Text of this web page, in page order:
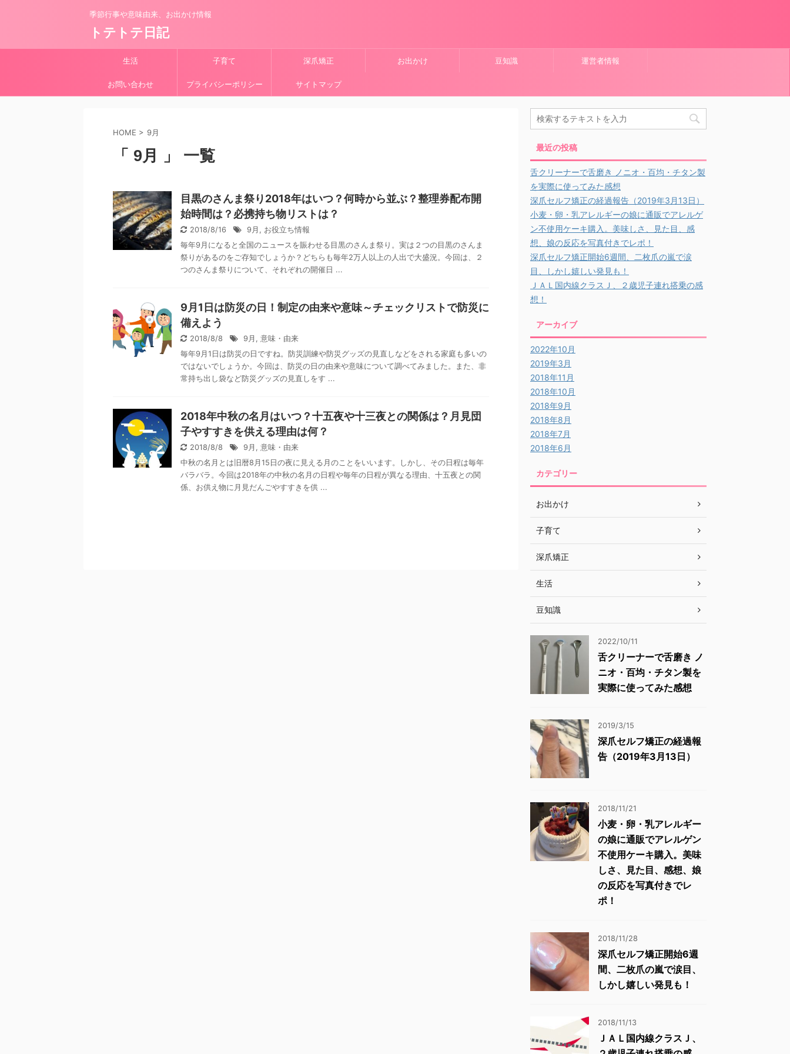
季節行事や意味由来、お出かけ情報
トテトテ日記
生活 子育て 深爪矯正 お出かけ 豆知識 運営者情報
お問い合わせ プライバシーポリシー サイトマップ
HOME > 9月
「 9月 」 一覧
目黒のさんま祭り2018年はいつ？何時から並ぶ？整理券配布開
始時間は？必携持ち物リストは？
2018/8/16 9月 , お役立ち情報
毎年9月になると全国のニュースを賑わせる目黒のさんま祭り。実は２つの目黒のさんま
祭りがあるのをご存知でしょうか？どちらも毎年2万人以上の人出で大盛況。今回は、２
つのさんま祭りについて、それぞれの開催日 ...
9月1日は防災の日！制定の由来や意味～チェックリストで防災に
備えよう
2018/8/8 9月 , 意味・由来
毎年9月1日は防災の日ですね。防災訓練や防災グッズの見直しなどをされる家庭も多いの
ではないでしょうか。今回は、防災の日の由来や意味について調べてみました。また、非
常持ち出し袋など防災グッズの見直しをす ...
2018年中秋の名月はいつ？十五夜や十三夜との関係は？月見団
子やすすきを供える理由は何？
2018/8/8 9月 , 意味・由来
中秋の名月とは旧暦8月15日の夜に見える月のことをいいます。しかし、その日程は毎年
バラバラ。今回は2018年の中秋の名月の日程や毎年の日程が異なる理由、十五夜との関
係、お供え物に月見だんごやすすきを供 ...
最近の投稿
舌クリーナーで舌磨き ノニオ・百均・チタン製
を実際に使ってみた感想
深爪セルフ矯正の経過報告（2019年3月13日）
小麦・卵・乳アレルギーの娘に通販でアレルゲ
ン不使用ケーキ購入。美味しさ、見た目、感
想、娘の反応を写真付きでレポ！
深爪セルフ矯正開始6週間、二枚爪の嵐で涙
目、しかし嬉しい発見も！
ＪＡＬ国内線クラスＪ、２歳児子連れ搭乗の感
想！
アーカイブ
2022年10月
2019年3月
2018年11月
2018年10月
2018年9月
2018年8月
2018年7月
2018年6月
カテゴリー
お出かけ
子育て
深爪矯正
生活
豆知識
2022/10/11
舌クリーナーで舌磨き ノ
ニオ・百均・チタン製を
実際に使ってみた感想
2019/3/15
深爪セルフ矯正の経過報
告（2019年3月13日）
2018/11/21
小麦・卵・乳アレルギー
の娘に通販でアレルゲン
不使用ケーキ購入。美味
しさ、見た目、感想、娘
の反応を写真付きでレ
ポ！
2018/11/28
深爪セルフ矯正開始6週
間、二枚爪の嵐で涙目、
しかし嬉しい発見も！
2018/11/13
ＪＡＬ国内線クラスＪ、